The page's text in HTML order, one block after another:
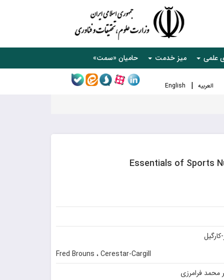
علمی میز خدمت حامیان «سمت»
العربیه English
Essentials of Sports
Fred Brouns ، Cerestar-Cargill
محمد فرامرزى